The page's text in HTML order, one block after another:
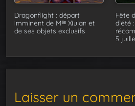
Dragonflight : départ
imminent de Mˡˡᵉ Xiulan et
de ses objets exclusifs
Fête
d’été
5
Laisser un